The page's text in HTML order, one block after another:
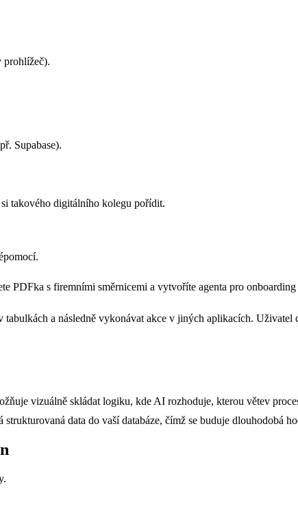
prohlížeč).
Supabase).
takového digitálního kolegu pořídit.
PDFka s firemními směrnicemi a vytvoříte agenta pro
a následně vykonávat akce v jiných aplikacích.
vizuálně skládat logiku, kde AI rozhoduje, kterou větev
data do vaší databáze, čímž se buduje dlouhodobá